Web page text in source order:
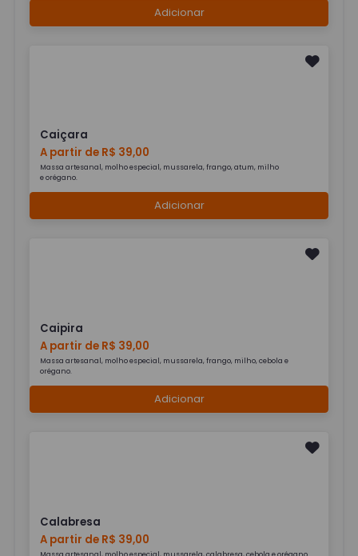
Adicionar
Caiçara
A partir de R$ 39,00
Massa artesanal, molho especial, mussarela, frango, atum, milho
e orégano.
Adicionar
Caipira
A partir de R$ 39,00
Massa artesanal, molho especial, mussarela, frango, milho, cebola e
orégano.
Adicionar
Calabresa
A partir de R$ 39,00